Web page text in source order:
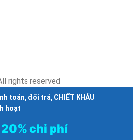
rights reserved
toán, đổi trả, CHIẾT KHẤU
hoạt
chi phí